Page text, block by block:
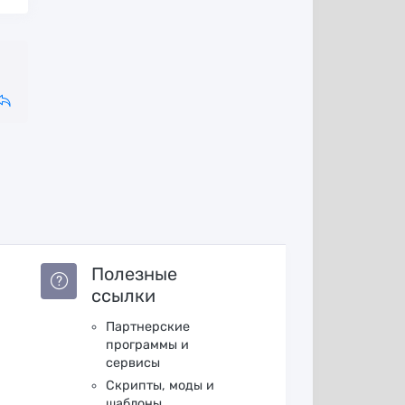
Полезные
ссылки
Партнерские
программы и
сервисы
Скрипты, моды и